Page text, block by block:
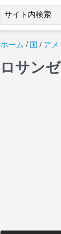
ホーム 国 アメ
ロサン